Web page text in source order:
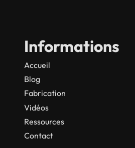
Informations
Accueil
Blog
Fabrication
Vidéos
Ressources
Contact